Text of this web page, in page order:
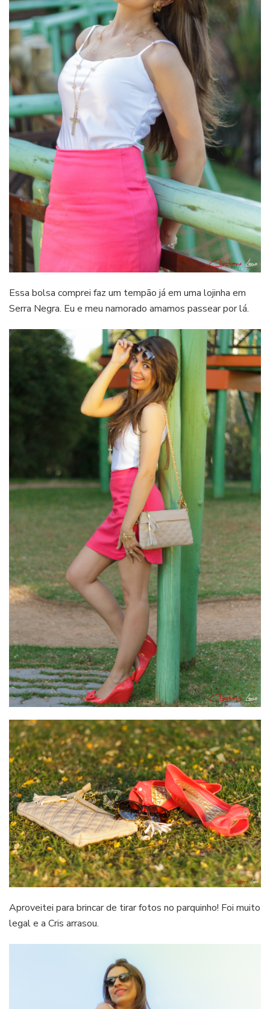
Essa bolsa comprei faz um tempão já em uma lojinha em
Serra Negra. Eu e meu namorado amamos passear por lá.
Aproveitei para brincar de tirar fotos no parquinho! Foi muito
legal e a Cris arrasou.